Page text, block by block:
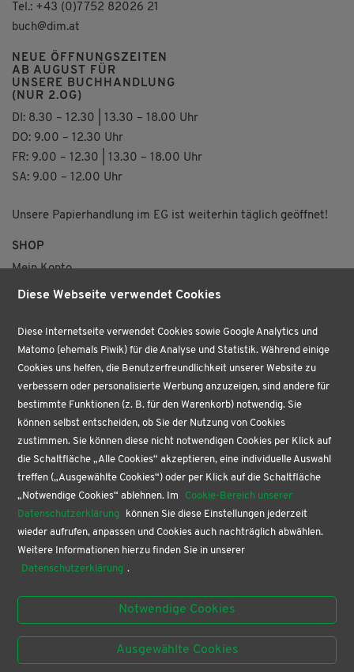
Tel.: +43 (0)7752 82026 21
buch@dim.at
NEUE ÖFFNUNGSZEITEN
AB AUGUST FÜR
UNSERE BUCHHANDLUNG
(NUR 2.OG)
DI: 8.30 – 12.30 | 13.30 – 18.00 Uhr
DO: 9.00 – 12.30 Uhr
FR: 9.00 – 12.30 | 13.30 – 18.00 Uhr
SA: 9.00 – 12.00 Uhr
Unsere Papierhandlung im EG ist weiterhin täglich geöffnet!
SHOP
Mein Konto
Merkzettel
VERTRAG WIDERRUFEN
VERTRAG WIDERRUFEN
AKTUELLES
BÜROPROFI
PAPETERIE
BUCHHANDLUNG
KONTAKT
SERVICE
Buchgenuss nach Ladenschluss
Blind Date mit dem Buch
Newsletter abonnieren
Diese Webseite verwendet Cookies
Diese Internetseite verwendet Cookies sowie Google Analytics und
Matomo (ehemals Piwik) für die Analyse und Statistik. Während einige
Cookies uns helfen, die Benutzerfreundlichkeit unserer Website zu
verbessern oder personalisierte Werbung anzuzeigen, sind andere für
bestimmte Funktionen (z. B. für den Warenkorb) notwendig. Sie
können selbst entscheiden, ob Sie der Nutzung von Cookies
zustimmen. Sie können diese nicht notwendigen Cookies per Klick auf
die Schaltfläche „Alle Cookies“ akzeptieren, eine individuelle Auswahl
treffen („Ausgewählte Cookies“) oder per Klick auf die Schaltfläche
„Notwendige Cookies“ ablehnen. Im
Cookie-Bereich unserer
Datenschutzerklärung
können Sie diese Einstellungen jederzeit
wieder aufrufen, anpassen und Cookies auch nachträglich abwählen.
Weitere Informationen hierzu finden Sie in unserer
Datenschutzerklärung .
Notwendige Cookies
Ausgewählte Cookies